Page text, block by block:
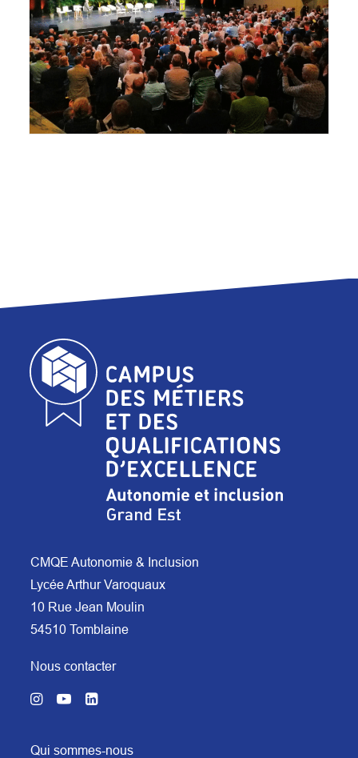
CMQE Autonomie & Inclusion
Lycée Arthur Varoquaux
10 Rue Jean Moulin
54510 Tomblaine
Nous contacter
Qui sommes-nous